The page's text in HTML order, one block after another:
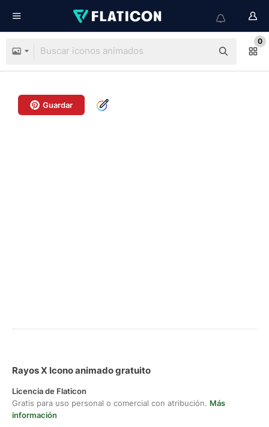
0
Guardar
Rayos X Icono animado gratuito
Licencia de Flaticon
Gratis para uso personal o comercial con atribución. Más
información